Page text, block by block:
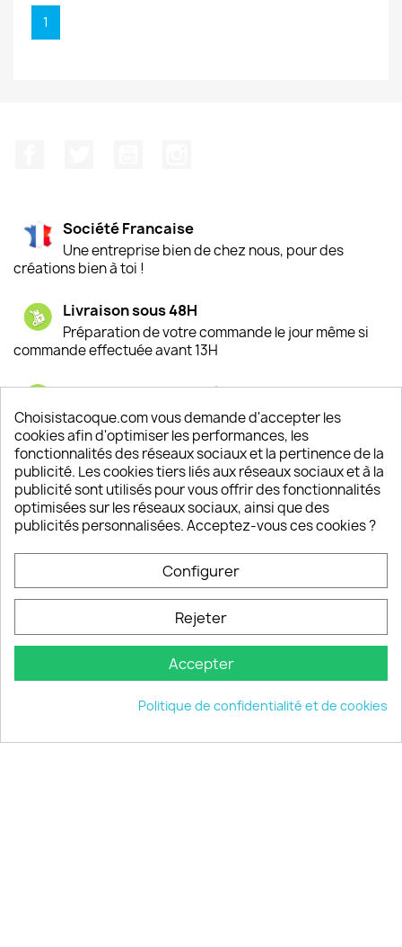
1
Société Francaise
Une entreprise bien de chez nous, pour des
créations bien à toi !
Livraison sous 48H
Préparation de votre commande le jour même si
commande effectuée avant 13H
Satisfaction de nos clients
Depuis 2009, entre 92% et 94% de nos clients
sont satisfaits de nos produits
Un SAV à votre écoute
Notre SAV est disponible 6/7J de 10h à 18H
keyboard_arrow_down
© 2026 - choisistacoque.com
Choisistacoque.com vous demande d'accepter les
cookies afin d'optimiser les performances, les
fonctionnalités des réseaux sociaux et la pertinence de la
publicité. Les cookies tiers liés aux réseaux sociaux et à la
publicité sont utilisés pour vous offrir des fonctionnalités
optimisées sur les réseaux sociaux, ainsi que des
publicités personnalisées. Acceptez-vous ces cookies ?
Configurer
Rejeter
Accepter
Politique de confidentialité et de cookies